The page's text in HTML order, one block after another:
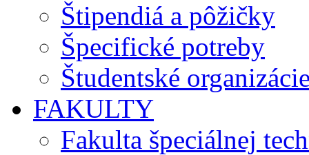
Štipendiá a pôžičky
Špecifické potreby
Študentské
FAKULTY
Fakulta špeciálnej